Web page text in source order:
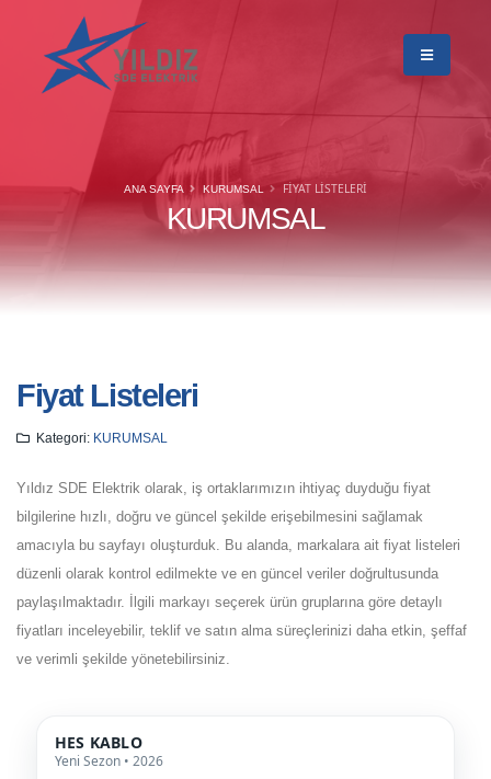
KURUMSAL
ANA SAYFA KURUMSAL FIYAT LISTELERI
Fiyat Listeleri
Kategori: KURUMSAL
Yıldız SDE Elektrik olarak, iş ortaklarımızın ihtiyaç duyduğu fiyat
bilgilerine hızlı, doğru ve güncel şekilde erişebilmesini sağlamak
amacıyla bu sayfayı oluşturduk. Bu alanda, markalara ait fiyat listeleri
düzenli olarak kontrol edilmekte ve en güncel veriler doğrultusunda
paylaşılmaktadır. İlgili markayı seçerek ürün gruplarına göre detaylı
fiyatları inceleyebilir, teklif ve satın alma süreçlerinizi daha etkin, şeffaf
ve verimli şekilde yönetebilirsiniz.
HES KABLO
Yeni Sezon • 2026